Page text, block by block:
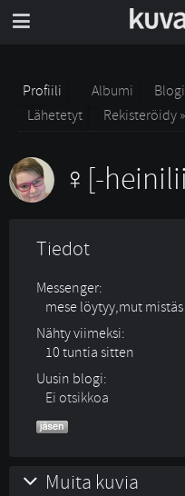
Profiili Albumi Blogi
Lähetetyt
Rekisteröidy »
[-
Tiedot
Messenger:
mese löytyy,mut
Nähty viimeksi:
10 tuntia sitten
Uusin blogi:
Ei otsikkoa
Muita kuvia